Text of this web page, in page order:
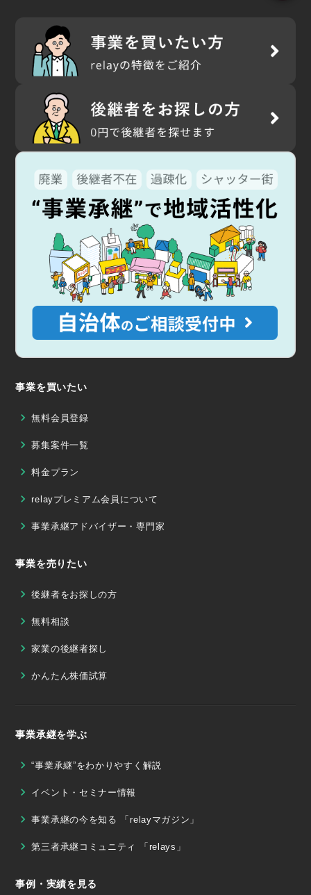
事業を買いたい
無料会員登録
募集案件一覧
料金プラン
relayプレミアム会員について
事業承継アドバイザー・専門家
事業を売りたい
後継者をお探しの方
無料相談
家業の後継者探し
かんたん株価試算
事業承継を学ぶ
“事業承継”をわかりやすく解説
イベント・セミナー情報
事業承継の今を知る 「relayマガジン」
第三者承継コミュニティ 「relays」
事例・実績を見る